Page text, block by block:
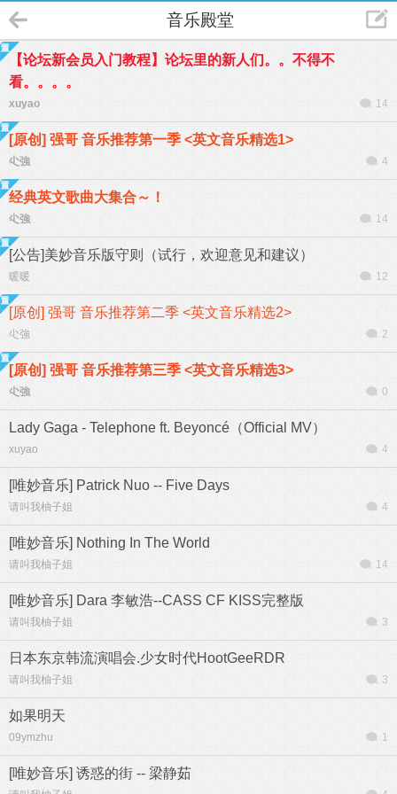
音乐殿堂
【论坛新会员入门教程】论坛里的新人们。。不得不
看。。。。
xuyao 14
[原创] 强哥 音乐推荐第一季 <英文音乐精选1>
尐強 4
经典英文歌曲大集合～！
尐強 14
[公告]美妙音乐版守则（试行，欢迎意见和建议）
暖暖 12
[原创] 强哥 音乐推荐第二季 <英文音乐精选2>
尐強 2
[原创] 强哥 音乐推荐第三季 <英文音乐精选3>
尐強 0
Lady Gaga - Telephone ft. Beyoncé（Official MV）
xuyao 4
[唯妙音乐] Patrick Nuo -- Five Days
请叫我柚子姐 4
[唯妙音乐] Nothing In The World
请叫我柚子姐 14
[唯妙音乐] Dara 李敏浩--CASS CF KISS完整版
请叫我柚子姐 3
日本东京韩流演唱会.少女时代HootGeeRDR
请叫我柚子姐 3
如果明天
09ymzhu 1
[唯妙音乐] 诱惑的街 -- 梁静茹